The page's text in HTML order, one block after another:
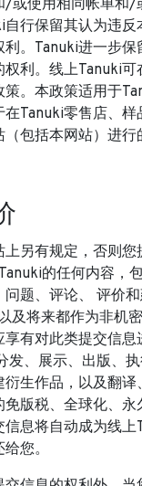
/或使用相同帐单和/
行保留其认为违
。Tanuki进一步保
权利。线上Tanuki
策。本政策适用于
Tanuki零售店、
包括本网站）进行
另有规定，否则您
的任何内容，
题、评论、 评价
及将来都作为非机
有对此类提交信
发、展示、出版、执
生作品，以及翻译
版税、全球化、
息将自动成为线
您。